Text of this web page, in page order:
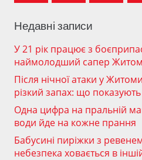
Недавні записи
У 21 рік працює з
наймолодший сапер
Після нічної атаки у
різкий запах: що
Одна цифра на пральній
води йде на кожне прання
Бабусині пиріжки з
небезпека ховається в